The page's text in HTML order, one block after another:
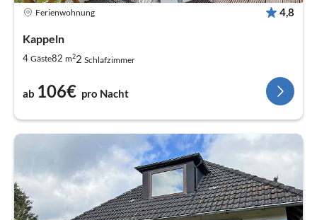
Ferienwohnung 4,8
Kappeln
4 Gäste82 m22 Schlafzimmer
ab 106€ pro Nacht